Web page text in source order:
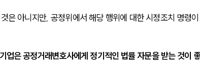
은 아니지만, 공정위에서 해당 행위에 대한 시정조치 명령
은 공정거래변호사에게 정기적인 법률 자문을 받는 것이